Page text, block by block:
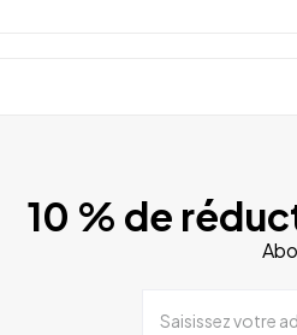
10 % de
Saisissez votre